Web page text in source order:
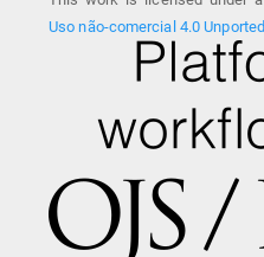
Uso não-comercial 4.0